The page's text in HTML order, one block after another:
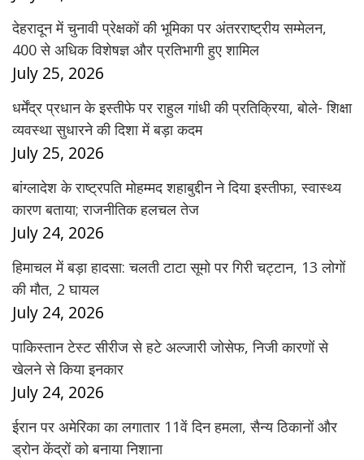
देहरादून में चुनावी प्रेक्षकों की भूमिका पर अंतरराष्ट्रीय सम्मेलन,
400 से अधिक विशेषज्ञ और प्रतिभागी हुए शामिल
July 25, 2026
धर्मेंद्र प्रधान के इस्तीफे पर राहुल गांधी की प्रतिक्रिया, बोले- शिक्षा
व्यवस्था सुधारने की दिशा में बड़ा कदम
July 25, 2026
बांग्लादेश के राष्ट्रपति मोहम्मद शहाबुद्दीन ने दिया इस्तीफा, स्वास्थ्य
कारण बताया; राजनीतिक हलचल तेज
July 24, 2026
हिमाचल में बड़ा हादसा: चलती टाटा सूमो पर गिरी चट्टान, 13 लोगों
की मौत, 2 घायल
July 24, 2026
पाकिस्तान टेस्ट सीरीज से हटे अल्जारी जोसेफ, निजी कारणों से
खेलने से किया इनकार
July 24, 2026
ईरान पर अमेरिका का लगातार 11वें दिन हमला, सैन्य ठिकानों और
ड्रोन केंद्रों को बनाया निशाना